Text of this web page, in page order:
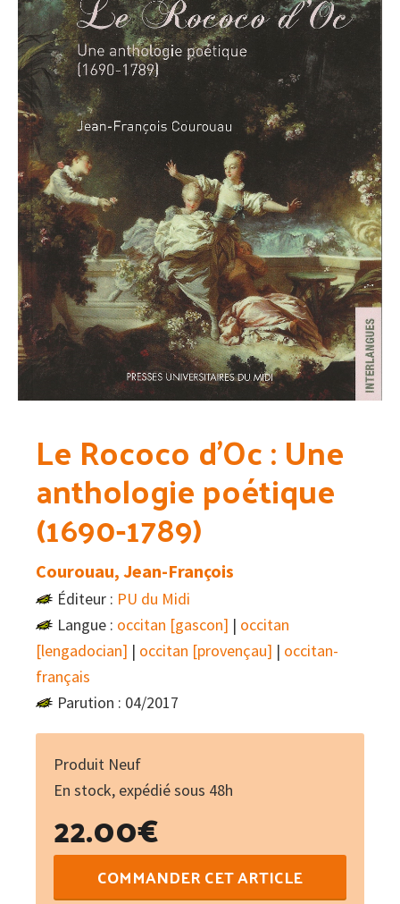
Le Rococo d’Oc : Une
anthologie poétique
(1690-1789)
Courouau, Jean-François
Éditeur : PU du Midi
Langue : occitan [gascon] | occitan
[lengadocian] | occitan [provençau] | occitan-
français
Parution : 04/2017
Produit Neuf
En stock, expédié sous 48h
22.00€
de
COMMANDER CET ARTICLE